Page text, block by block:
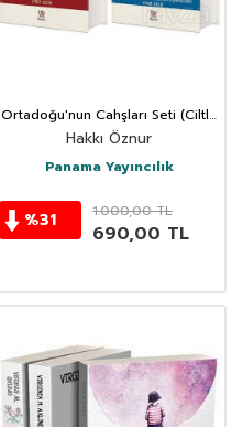
Ortadoğu'nun Cahşları Seti (Ciltli)
(2 Kitap)
Hakkı Öznur
Panama Yayıncılık
%31 1.000,00TL
690,00 TL